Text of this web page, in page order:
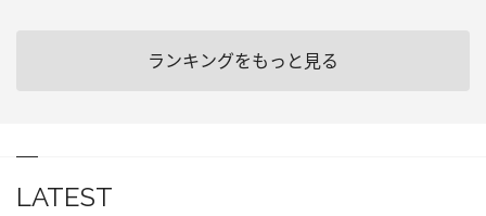
ランキングをもっと見る
LATEST